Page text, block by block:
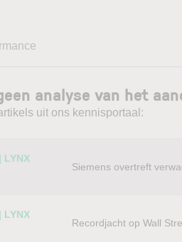
analyse van het
uit ons kennisportaal:
Siemens overtreft
Recordjacht op Wall